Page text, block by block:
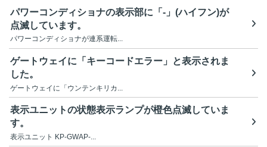
パワーコンディショナの表示部に「-」(ハイフン)が
点滅しています。
パワーコンディショナが連系運転...
ゲートウェイに「キーコードエラー」と表示されま
した。
ゲートウェイに「ウンテンキリカ...
表示ユニットの状態表示ランプが橙色点滅していま
す。
表示ユニット KP-GWAP-...